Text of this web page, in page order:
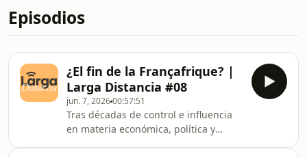
Episodios
¿El fin de la Françafrique? |
Larga Distancia #08
jun. 7, 202600:57:51
Tras décadas de control e influencia
en materia económica, política y